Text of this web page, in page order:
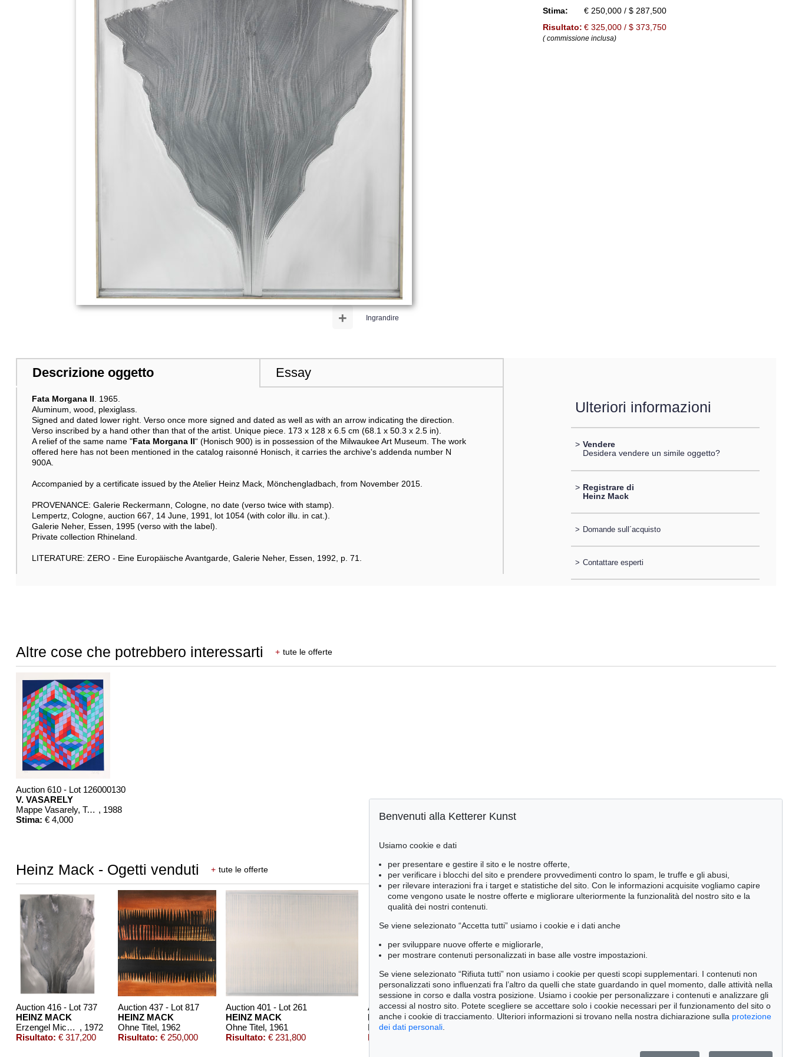
Ingrandire
+
Stima:
€ 250,000 / $ 287,500
Risultato: € 325,000 / $ 373,750
( commissione inclusa)
Descrizione oggetto Essay
Fata Morgana II . 1965.
Aluminum, wood, plexiglass.
Signed and dated lower right. Verso once more signed and dated as well as with an arrow indicating the direction.
Verso inscribed by a hand other than that of the artist. Unique piece. 173 x 128 x 6.5 cm (68.1 x 50.3 x 2.5 in).
A relief of the same name "Fata Morgana II“ (Honisch 900) is in possession of the Milwaukee Art Museum. The work
offered here has not been mentioned in the catalog raisonné Honisch, it carries the archive's addenda number N
900A.
Accompanied by a certificate issued by the Atelier Heinz Mack, Mönchengladbach, from November 2015.
PROVENANCE: Galerie Reckermann, Cologne, no date (verso twice with stamp).
Lempertz, Cologne, auction 667, 14 June, 1991, lot 1054 (with color illu. in cat.).
Galerie Neher, Essen, 1995 (verso with the label).
Private collection Rhineland.
LITERATURE: ZERO - Eine Europäische Avantgarde, Galerie Neher, Essen, 1992, p. 71.
Ulteriori informazioni
> Vendere
Desidera vendere un simile oggetto?
> Registrare di
Heinz Mack
> Domande sull´acquisto
> Contattare esperti
Altre cose che potrebbero interessarti + tute le offerte
Auction 610 - Lot 126000130
V. VASARELY
Mappe Vasarely, Texte Otto Hahn , 1988
Stima: € 4,000
Heinz Mack - Ogetti venduti + tute le offerte
Auction 416 - Lot 737
HEINZ MACK
Erzengel Michael und Gabriel , 1972
Risultato: € 317,200
Auction 437 - Lot 817
HEINZ MACK
Ohne Titel, 1962
Risultato: € 250,000
Auction 401 - Lot 261
HEINZ MACK
Ohne Titel, 1961
Risultato: € 231,800
Auction 425 - Lot 818
HEINZ MACK
Klassisches Relief, 1964
Risultato:
Auction 451 - Lot 834
HEINZ MACK
Benvenuti alla Ketterer Kunst
Usiamo cookie e dati
per presentare e gestire il sito e le nostre offerte,
per verificare i blocchi del sito e prendere provvedimenti contro lo spam, le truffe e gli abusi,
per rilevare interazioni fra i target e statistiche del sito. Con le informazioni acquisite vogliamo capire
come vengono usate le nostre offerte e migliorare ulteriormente la funzionalità del nostro sito e la
qualità dei nostri contenuti.
Se viene selezionato “Accetta tutti” usiamo i cookie e i dati anche
per sviluppare nuove offerte e migliorarle,
per mostrare contenuti personalizzati in base alle vostre impostazioni.
Se viene selezionato “Rifiuta tutti” non usiamo i cookie per questi scopi supplementari. I contenuti non
personalizzati sono influenzati fra l’altro da quelli che state guardando in quel momento, dalle attività nella
sessione in corso e dalla vostra posizione. Usiamo i cookie per personalizzare i contenuti e analizzare gli
accessi al nostro sito. Potete scegliere se accettare solo i cookie necessari per il funzionamento del sito o
anche i cookie di tracciamento. Ulteriori informazioni si trovano nella nostra dichiarazione sulla protezione
dei dati personali